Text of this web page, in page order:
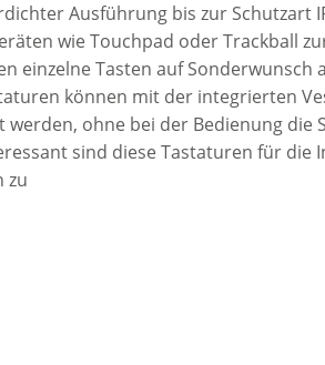
Ausführung bis zur Schutzart
wie Touchpad oder Trackball
einzelne Tasten auf
können mit der integrierten
ohne bei der Bedienung die
sind diese Tastaturen für die
zu